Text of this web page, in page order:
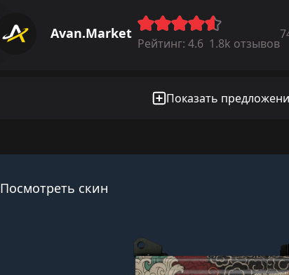
Avan.Market
Рейтинг: 4.6 1.8k отзывов
Показать
Посмотреть скин